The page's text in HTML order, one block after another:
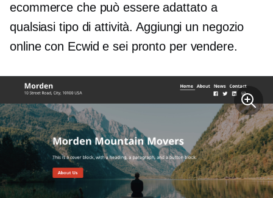
ecommerce che può essere adattato a
qualsiasi tipo di attività. Aggiungi un negozio
online con Ecwid e sei pronto per vendere.